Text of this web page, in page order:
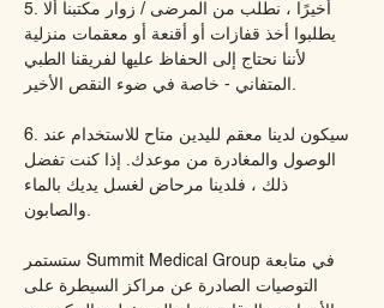
5. أخيرًا ، نطلب من المرضى / زوار مكتبنا ألا
يطلبوا أخذ قفازات أو أقنعة أو معقمات منزلية
لأننا نحتاج إلى الحفاظ عليها لفريقنا الطبي
المتفاني - خاصة في ضوء النقص الأخير.
6. سيكون لدينا معقم لليدين متاح للاستخدام عند
الوصول والمغادرة من موعدك. إذا كنت تفضل
ذلك ، فلدينا مرحاض لغسل يديك بالماء
والصابون.
ستستمر Summit Medical Group في متابعة
التوصيات الصادرة عن مراكز السيطرة على